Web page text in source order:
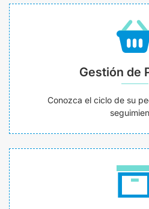
Gestión de
Conozca el ciclo de su